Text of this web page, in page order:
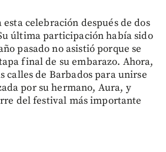
celebración después de dos
última participación había sido
pasado no asistió porque se
final de su embarazo. Ahora,
calles de Barbados para unirse
por su hermano, Aura, y
del festival más importante